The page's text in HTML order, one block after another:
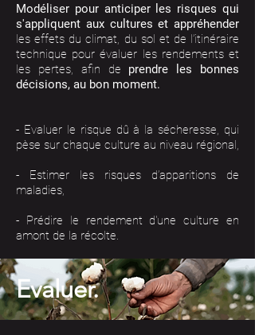
Modéliser pour anticiper les risques qui
s'appliquent aux cultures et appréhender
les effets du climat, du sol et de l’itinéraire
technique pour évaluer les rendements et
les pertes, afin de prendre les bonnes
décisions, au bon moment.
- Evaluer le risque dû à la sécheresse, qui
pèse sur chaque culture au niveau régional,
- Estimer les risques d’apparitions de
maladies,
- Prédire le rendement d'une culture en
amont de la récolte.
Evaluer.